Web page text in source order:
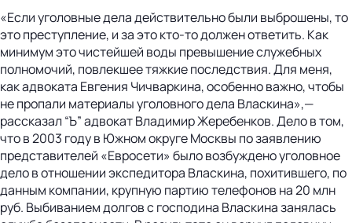
«Если уголовные дела действительно были выброшены, то
это преступление, и за это кто-то должен ответить. Как
минимум это чистейшей воды превышение служебных
полномочий, повлекшее тяжкие последствия. Для меня,
как адвоката Евгения Чичваркина, особенно важно, чтобы
не пропали материалы уголовного дела Власкина»,—
рассказал “Ъ” адвокат Владимир Жеребенков. Дело в том,
что в 2003 году в Южном округе Москвы по заявлению
представителей «Евросети» было возбуждено уголовное
дело в отношении экспедитора Власкина, похитившего, по
данным компании, крупную партию телефонов на 20 млн
руб. Выбиванием долгов с господина Власкина занялась